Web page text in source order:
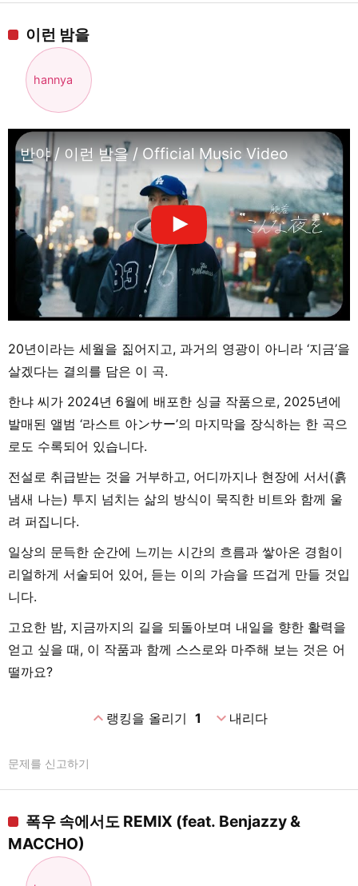
이런 밤을
hannya
반야 / 이런 밤을 / Official Music Video
20년이라는 세월을 짊어지고, 과거의 영광이 아니라 ‘지금’을
살겠다는 결의를 담은 이 곡.
한냐 씨가 2024년 6월에 배포한 싱글 작품으로, 2025년에
발매된 앨범 ‘라스트 아ンサー’의 마지막을 장식하는 한 곡으
로도 수록되어 있습니다.
전설로 취급받는 것을 거부하고, 어디까지나 현장에 서서(흙
냄새 나는) 투지 넘치는 삶의 방식이 묵직한 비트와 함께 울
려 퍼집니다.
일상의 문득한 순간에 느끼는 시간의 흐름과 쌓아온 경험이
리얼하게 서술되어 있어, 듣는 이의 가슴을 뜨겁게 만들 것입
니다.
고요한 밤, 지금까지의 길을 되돌아보며 내일을 향한 활력을
얻고 싶을 때, 이 작품과 함께 스스로와 마주해 보는 것은 어
떨까요?
expand_less랭킹을 올리기 1 expand_more내리다
문제를 신고하기
폭우 속에서도 REMIX (feat. Benjazzy &
MACCHO)